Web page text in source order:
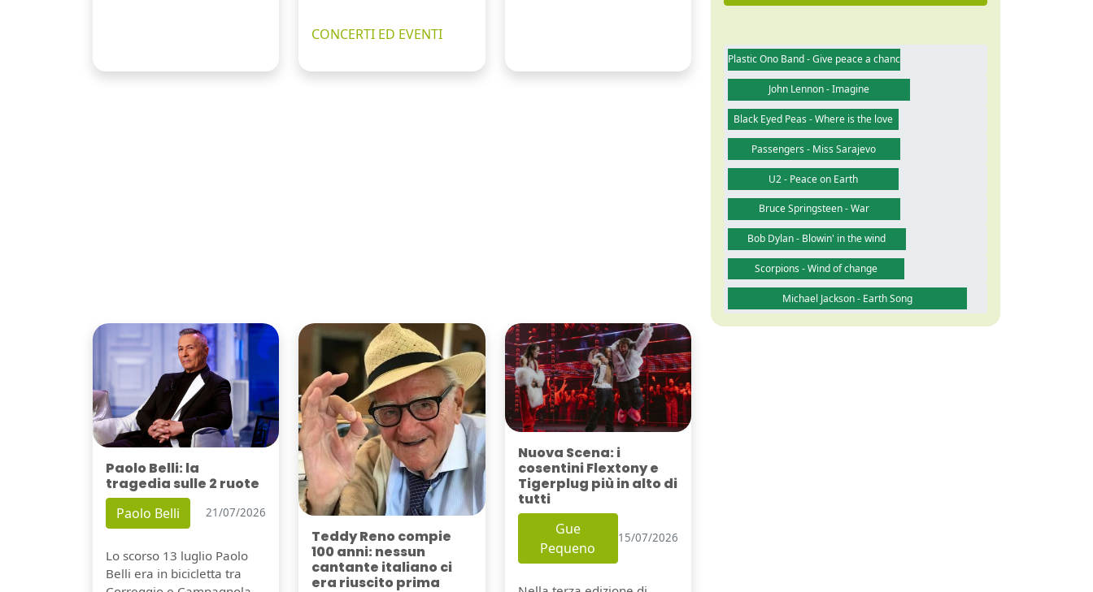
CONCERTI ED EVENTI
Paolo Belli: la
tragedia sulle 2 ruote
Paolo Belli 21/07/2026
Lo scorso 13 luglio Paolo
Belli era in bicicletta tra
Teddy Reno compie
100 anni: nessun
cantante italiano ci
era riuscito prima
Nuova Scena: i
cosentini Flextony e
Tigerplug più in alto di
tutti
Gue
Pequeno
15/07/2026
Plastic Ono Band - Give peace a chance
John Lennon - Imagine
Black Eyed Peas - Where is the love
Passengers - Miss Sarajevo
U2 - Peace on Earth
Bruce Springsteen - War
Bob Dylan - Blowin' in the wind
Scorpions - Wind of change
Michael Jackson - Earth Song